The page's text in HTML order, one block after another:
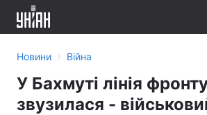
Новини › Війна
У Бахмуті лінія
звузилася -